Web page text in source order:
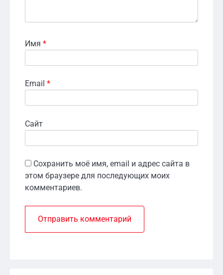
Имя *
Email *
Сайт
Сохранить моё имя, email и адрес сайта в
этом браузере для последующих моих
комментариев.